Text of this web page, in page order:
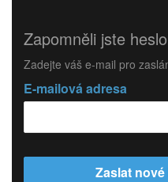
Zapomněli jste
Zadejte váš e-mail pro
E-mailová adresa
Zaslat